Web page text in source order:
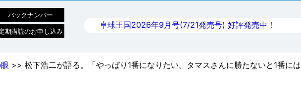
バックナンバー
期購読のお申し込み
卓球王国2026年9月号(7/21発売号) 好評発売中！
>> 松下浩二が語る。「やっぱり1番になりたい。タマスさんに勝たないと1番には